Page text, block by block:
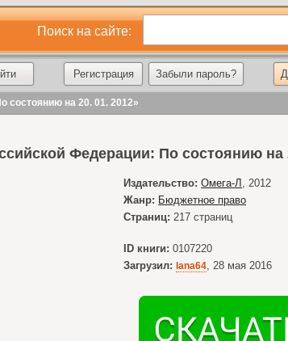
Поиск на сайте:
Регистрация Забыли пароль?
состоянию на 20. 01. 2012»
Федерации: По состоянию на
Издательство: Омега-Л , 2012
Жанр: Бюджетное право
Страниц: 217 страниц
ID книги: 0107220
Загрузил: lana64, 28 мая 2016